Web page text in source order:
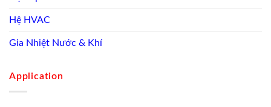
Hệ HVAC
Gia Nhiệt Nước & Khí
Application